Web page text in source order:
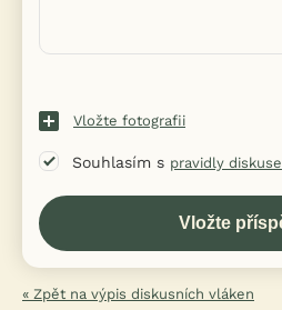
Vložte fotografii
Souhlasím s pravidly diskuse
« Zpět na výpis diskusních vláken